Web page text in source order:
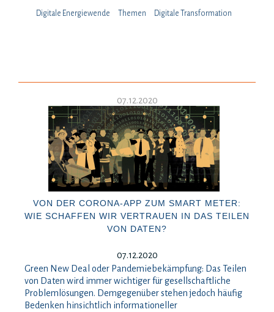
Digitale Energiewende Themen Digitale Transformation
07.12.2020
VON DER CORONA-APP ZUM SMART METER:
WIE SCHAFFEN WIR VERTRAUEN IN DAS TEILEN
VON DATEN?
07.12.2020
Green New Deal oder Pandemiebekämpfung: Das Teilen
von Daten wird immer wichtiger für gesellschaftliche
Problemlösungen. Demgegenüber stehen jedoch häufig
Bedenken hinsichtlich informationeller